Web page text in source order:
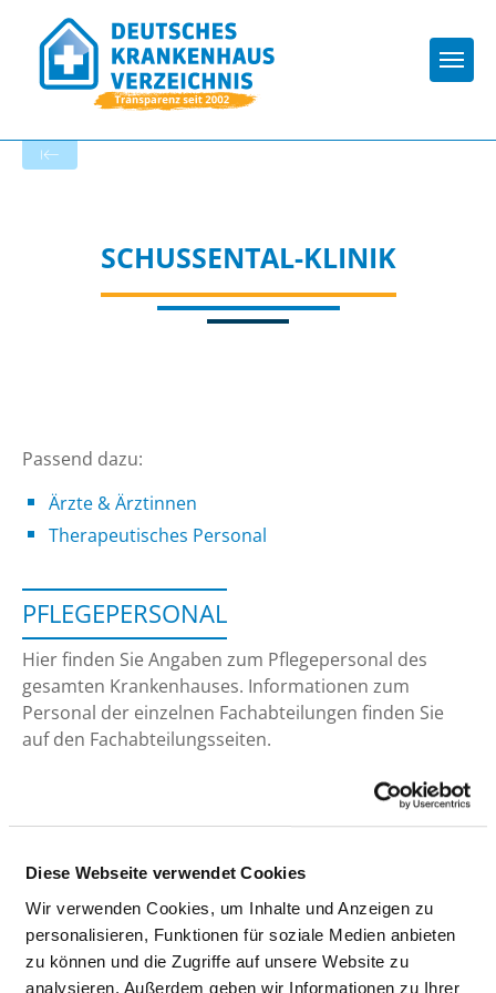
Diese Webseite verwendet Cookies
Wir verwenden Cookies, um Inhalte und Anzeigen zu
personalisieren, Funktionen für soziale Medien anbieten
zu können und die Zugriffe auf unsere Website zu
analysieren. Außerdem geben wir Informationen zu Ihrer
SCHUSSENTAL-KLINIK
Passend dazu:
Ärzte & Ärztinnen
Therapeutisches Personal
PFLEGEPERSONAL
Hier finden Sie Angaben zum Pflegepersonal des
gesamten Krankenhauses. Informationen zum
Personal der einzelnen Fachabteilungen finden Sie
auf den Fachabteilungsseiten.
GESUNDHEITS- UND KRANKENPFLEGER UND
GESUNDHEITS- UND KRANKENPFLEGERINNEN
Mit und ohne Fachabteilungszuordnung
BERUFSGRUPPE ANZAHL
ERLÄUTERUNG